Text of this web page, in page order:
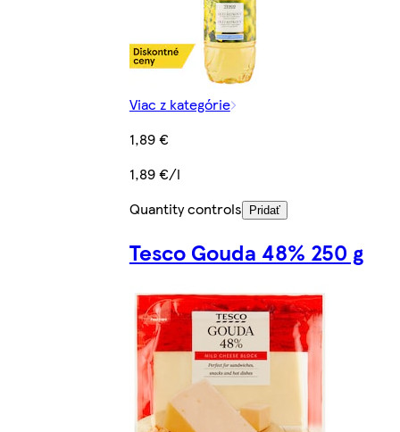
Viac z kategórie
1,89 €
1,89 €/l
Quantity controls
Pridať
Tesco Gouda 48% 250 g